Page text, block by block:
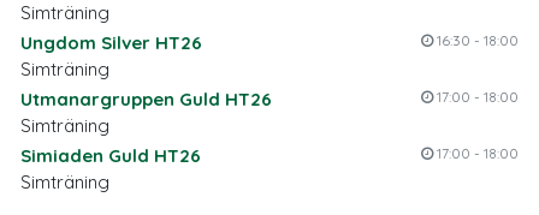
Simträning
Ungdom Silver HT26
16:30 - 18:00
Simträning
Utmanargruppen Guld HT26
17:00 - 18:00
Simträning
Simiaden Guld HT26
17:00 - 18:00
Simträning